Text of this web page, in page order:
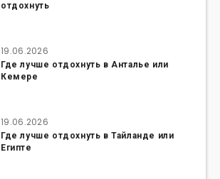
отдохнуть
19.06.2026
Где лучше отдохнуть в Анталье или
Кемере
19.06.2026
Где лучше отдохнуть в Тайланде или
Египте